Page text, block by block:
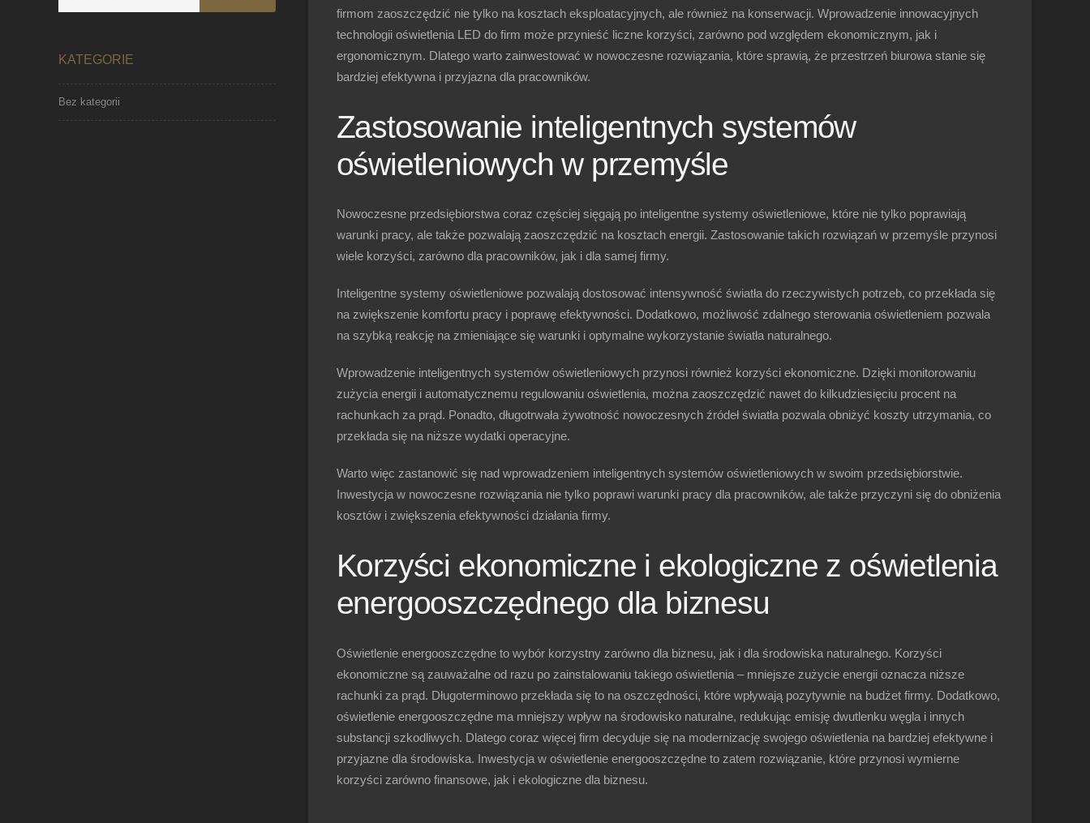
firmom zaoszczędzić nie tylko na kosztach eksploatacyjnych, ale również na konserwacji. Wprowadzenie innowacyjnych
technologii oświetlenia LED do firm może przynieść liczne korzyści, zarówno pod względem ekonomicznym, jak i
ergonomicznym. Dlatego warto zainwestować w nowoczesne rozwiązania, które sprawią, że przestrzeń biurowa stanie się
bardziej efektywna i przyjazna dla pracowników.
Zastosowanie inteligentnych systemów
oświetleniowych w przemyśle
Nowoczesne przedsiębiorstwa coraz częściej sięgają po inteligentne systemy oświetleniowe, które nie tylko poprawiają
warunki pracy, ale także pozwalają zaoszczędzić na kosztach energii. Zastosowanie takich rozwiązań w przemyśle przynosi
wiele korzyści, zarówno dla pracowników, jak i dla samej firmy.
Inteligentne systemy oświetleniowe pozwalają dostosować intensywność światła do rzeczywistych potrzeb, co przekłada się
na zwiększenie komfortu pracy i poprawę efektywności. Dodatkowo, możliwość zdalnego sterowania oświetleniem pozwala
na szybką reakcję na zmieniające się warunki i optymalne wykorzystanie światła naturalnego.
Wprowadzenie inteligentnych systemów oświetleniowych przynosi również korzyści ekonomiczne. Dzięki monitorowaniu
zużycia energii i automatycznemu regulowaniu oświetlenia, można zaoszczędzić nawet do kilkudziesięciu procent na
rachunkach za prąd. Ponadto, długotrwała żywotność nowoczesnych źródeł światła pozwala obniżyć koszty utrzymania, co
przekłada się na niższe wydatki operacyjne.
Warto więc zastanowić się nad wprowadzeniem inteligentnych systemów oświetleniowych w swoim przedsiębiorstwie.
Inwestycja w nowoczesne rozwiązania nie tylko poprawi warunki pracy dla pracowników, ale także przyczyni się do obniżenia
kosztów i zwiększenia efektywności działania firmy.
Korzyści ekonomiczne i ekologiczne z oświetlenia
energooszczędnego dla biznesu
Oświetlenie energooszczędne to wybór korzystny zarówno dla biznesu, jak i dla środowiska naturalnego. Korzyści
ekonomiczne są zauważalne od razu po zainstalowaniu takiego oświetlenia – mniejsze zużycie energii oznacza niższe
rachunki za prąd. Długoterminowo przekłada się to na oszczędności, które wpływają pozytywnie na budżet firmy. Dodatkowo,
oświetlenie energooszczędne ma mniejszy wpływ na środowisko naturalne, redukując emisję dwutlenku węgla i innych
substancji szkodliwych. Dlatego coraz więcej firm decyduje się na modernizację swojego oświetlenia na bardziej efektywne i
przyjazne dla środowiska. Inwestycja w oświetlenie energooszczędne to zatem rozwiązanie, które przynosi wymierne
korzyści zarówno finansowe, jak i ekologiczne dla biznesu.
KATEGORIE
Bez kategorii